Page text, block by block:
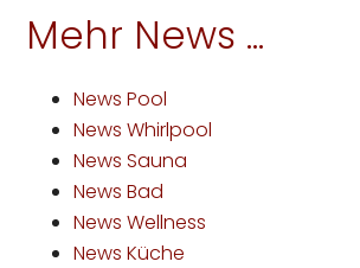
Mehr News ...
News Pool
News Whirlpool
News Sauna
News Bad
News Wellness
News Küche